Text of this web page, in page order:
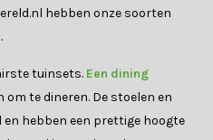
hebben onze soorten
tuinsets. Een dining
te dineren. De stoelen en
hebben een prettige hoogte